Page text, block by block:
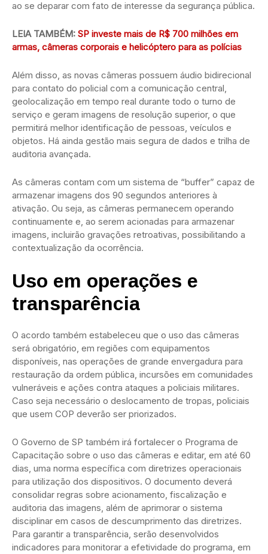
ao se deparar com fato de interesse da segurança pública.
LEIA TAMBÉM: SP investe mais de R$ 700 milhões em
armas, câmeras corporais e helicóptero para as polícias
Além disso, as novas câmeras possuem áudio bidirecional
para contato do policial com a comunicação central,
geolocalização em tempo real durante todo o turno de
serviço e geram imagens de resolução superior, o que
permitirá melhor identificação de pessoas, veículos e
objetos. Há ainda gestão mais segura de dados e trilha de
auditoria avançada.
As câmeras contam com um sistema de “buffer” capaz de
armazenar imagens dos 90 segundos anteriores à
ativação. Ou seja, as câmeras permanecem operando
continuamente e, ao serem acionadas para armazenar
imagens, incluirão gravações retroativas, possibilitando a
contextualização da ocorrência.
Uso em operações e
transparência
O acordo também estabeleceu que o uso das câmeras
será obrigatório, em regiões com equipamentos
disponíveis, nas operações de grande envergadura para
restauração da ordem pública, incursões em comunidades
vulneráveis e ações contra ataques a policiais militares.
Caso seja necessário o deslocamento de tropas, policiais
que usem COP deverão ser priorizados.
O Governo de SP também irá fortalecer o Programa de
Capacitação sobre o uso das câmeras e editar, em até 60
dias, uma norma específica com diretrizes operacionais
para utilização dos dispositivos. O documento deverá
consolidar regras sobre acionamento, fiscalização e
auditoria das imagens, além de aprimorar o sistema
disciplinar em casos de descumprimento das diretrizes.
Para garantir a transparência, serão desenvolvidos
indicadores para monitorar a efetividade do programa, em